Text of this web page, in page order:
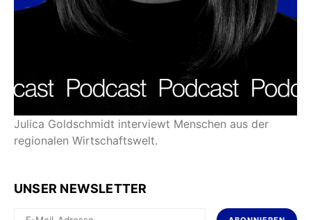
Julica Goldschmidt interviewt Menschen aus der
regionalen Wirtschaftswelt.
UNSER NEWSLETTER